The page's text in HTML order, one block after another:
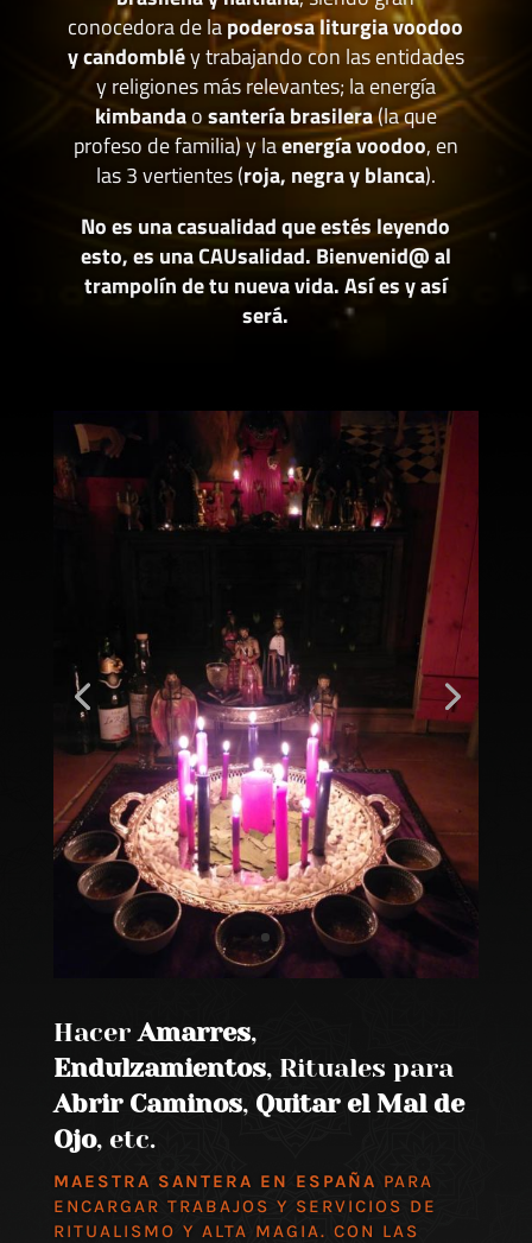
conocedora de lapoderosa liturgia voodoo
y candombléy trabajando con las entidades
y religiones más relevantes; la energía
kimbandaosantería brasilera(la que
profeso de familia) y laenergía voodoo, en
las 3 vertientes (roja, negra y blanca).
No es una casualidad que estés leyendo
esto, es una CAUsalidad. Bienvenid@ al
trampolín de tu nueva vida. Así es y así
será.
Hacer Amarres,
Endulzamientos, Rituales para
Abrir Caminos, Quitar el Mal de
Ojo, etc.
MAESTRA SANTERA EN ESPAÑA PARA
ENCARGAR TRABAJOS Y SERVICIOS DE
RITUALISMO Y ALTA MAGIA. CON LAS